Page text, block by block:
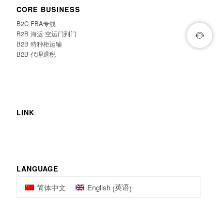
CORE BUSINESS
B2C FBA专线
B2B 海运 空运门到门
B2B 特种柜运输
B2B 代理退税
LINK
LANGUAGE
简体中文 English(英语)